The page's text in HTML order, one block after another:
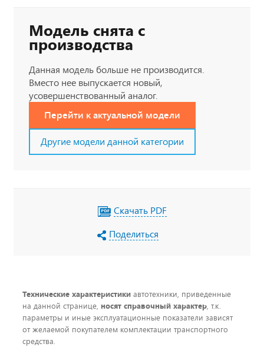
Модель снята с
производства
Данная модель больше не производится.
Вместо нее выпускается новый,
усовершенствованный аналог.
Перейти к актуальной модели
Другие модели данной категории
Скачать PDF
Поделиться
Технические характеристики автотехники, приведенные
на данной странице, носят справочный характер, т.к.
параметры и иные эксплуатационные показатели зависят
от желаемой покупателем комплектации транспортного
средства.